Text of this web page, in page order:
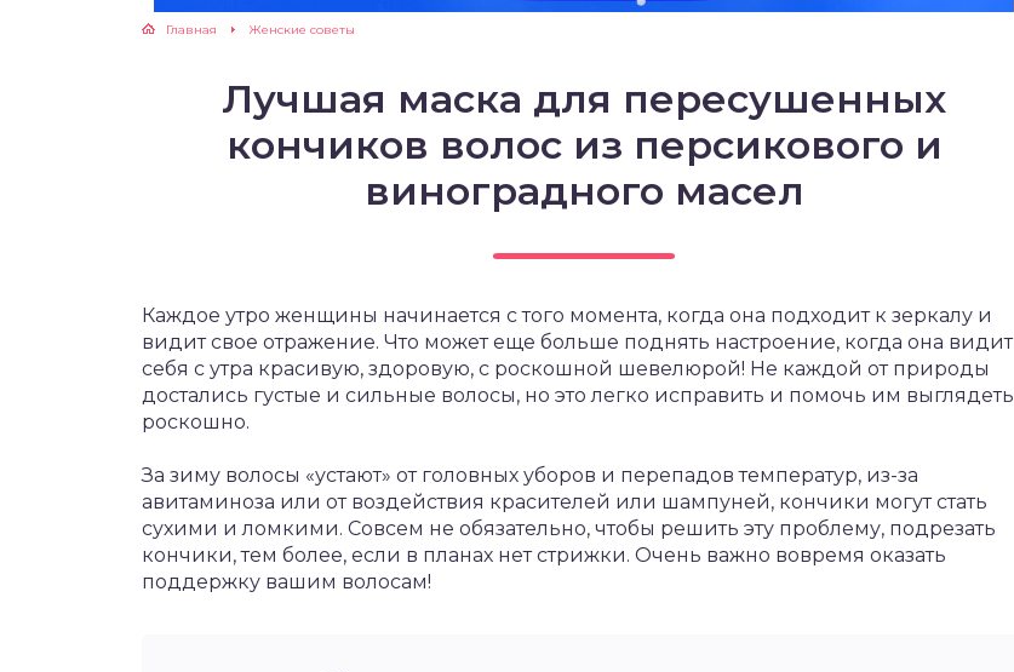
Главная Женские советы
Лучшая маска для пересушенных
кончиков волос из персикового и
виноградного масел
Каждое утро женщины начинается с того момента, когда она подходит к зеркалу и
видит свое отражение. Что может еще больше поднять настроение, когда она видит
себя с утра красивую, здоровую, с роскошной шевелюрой! Не каждой от природы
достались густые и сильные волосы, но это легко исправить и помочь им выглядеть
роскошно.
За зиму волосы «устают» от головных уборов и перепадов температур, из-за
авитаминоза или от воздействия красителей или шампуней, кончики могут стать
сухими и ломкими. Совсем не обязательно, чтобы решить эту проблему, подрезать
кончики, тем более, если в планах нет стрижки. Очень важно вовремя оказать
поддержку вашим волосам!